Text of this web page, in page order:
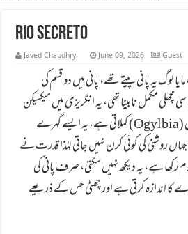
Rio Secreto
Javed Chaudhry June 09, 2026 Guest
لوگ یہ پانی پیتے تھے، پانی میں دو قسم کی
مچھلی مکمل نابینا تھی، یہ انگریزی میں میکسیکن
بلائینڈ کیو فش جب کہ مایا زبان میں (Ogylbia) کہلاتی ہے، یہ ایسے گہرے
روشنی کی کوئی کرن نہیں جاتی لہٰذا قدرت نے
ہے، یہ دیکھ نہیں سکتی، صرف پانی کی
کا اندازہ کرتی ہے اور چھٹی حس کے ذریعے